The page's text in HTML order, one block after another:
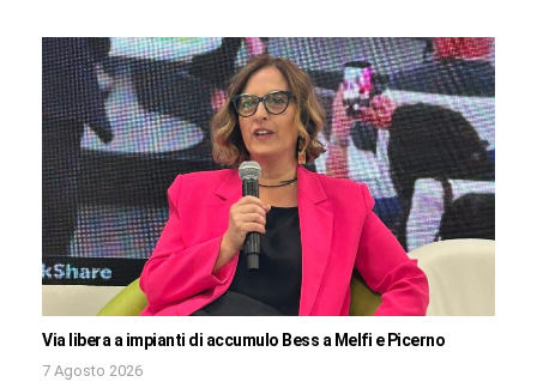
Via libera a impianti di accumulo Bess a Melfi e Picerno
7 Agosto 2026